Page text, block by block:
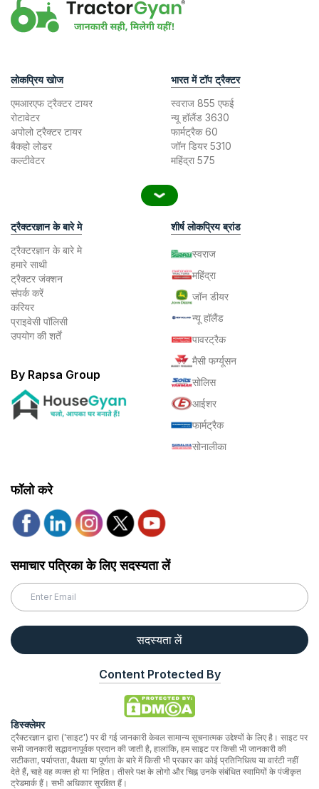
लोकप्रिय खोज
एमआरएफ ट्रैक्टर टायर
रोटावेटर
अपोलो ट्रैक्टर टायर
बैकहो लोडर
कल्टीवेटर
भारत में टॉप ट्रैक्टर
स्वराज 855 एफई
न्यू हॉलैंड 3630
फार्मट्रैक 60
जॉन डियर 5310
महिंद्रा 575
ट्रैक्टरज्ञान के बारे मे
ट्रैक्टरज्ञान के बारे मे
हमारे साथी
ट्रैक्टर जंक्शन
संपर्क करें
करियर
प्राइवेसी पॉलिसी
उपयोग की शर्तें
By Rapsa Group
शीर्ष लोकप्रिय ब्रांड
स्वराज
महिंद्रा
जॉन डीयर
न्यू हॉलैंड
पावरट्रैक
मैसी फर्ग्यूसन
सोलिस
आईशर
फार्मट्रैक
सोनालीका
फॉलो करे
समाचार पत्रिका के लिए सदस्यता लें
सदस्यता लें
Content Protected By
डिस्क्लेमर
ट्रैक्टरज्ञान द्वारा ('साइट') पर दी गई जानकारी केवल सामान्य सूचनात्मक उद्देश्यों के लिए है। साइट पर
सभी जानकारी सद्भावनापूर्वक प्रदान की जाती है, हालांकि, हम साइट पर किसी भी जानकारी की
सटीकता, पर्याप्तता, वैधता या पूर्णता के बारे में किसी भी प्रकार का कोई प्रतिनिधित्व या वारंटी नहीं
देते हैं, चाहे वह व्यक्त हो या निहित। तीसरे पक्ष के लोगो और चिह्न उनके संबंधित स्वामियों के पंजीकृत
ट्रेडमार्क हैं। सभी अधिकार सुरक्षित हैं।